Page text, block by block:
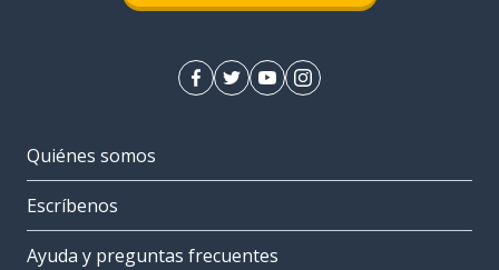
Quiénes somos
Escríbenos
Ayuda y preguntas frecuentes